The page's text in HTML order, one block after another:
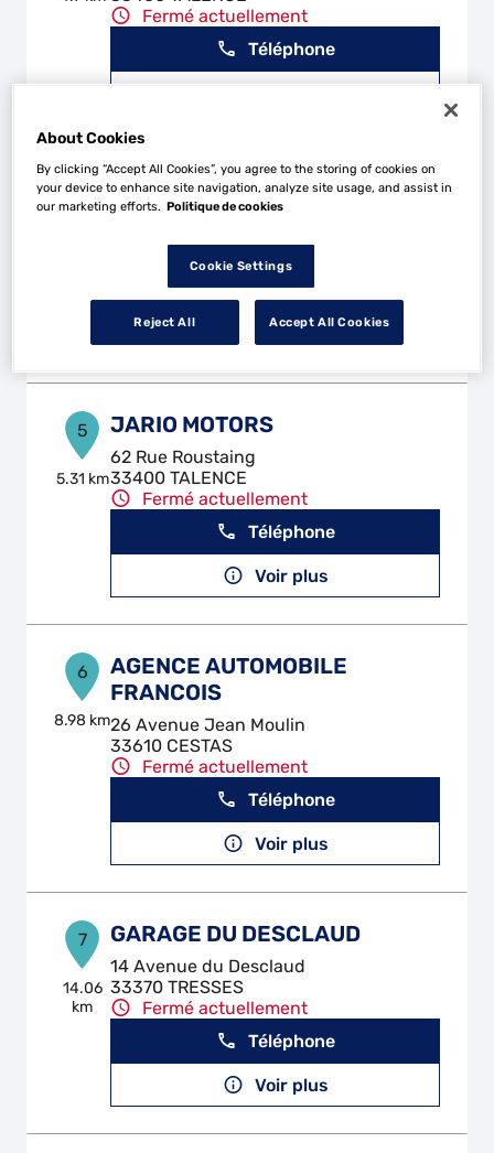
Fermé actuellement
Téléphone
4 MANDRON AUTOMOBILES
268 rue Mandron
Fermé actuellement
Téléphone
Voir plus
5
5.31 km
JARIO MOTORS
62 Rue Roustaing
33400 TALENCE
Fermé actuellement
Téléphone
Voir plus
6
8.98 km
AGENCE AUTOMOBILE
FRANCOIS
26 Avenue Jean Moulin
33610 CESTAS
Fermé actuellement
Téléphone
Voir plus
7
14.06
km
GARAGE DU DESCLAUD
14 Avenue du Desclaud
33370 TRESSES
Fermé actuellement
Téléphone
Voir plus
About Cookies
By clicking “Accept All Cookies”, you agree to the storing of cookies on
your device to enhance site navigation, analyze site usage, and assist in
our marketing efforts. Politique de cookies
Cookie Settings
Reject All Accept All Cookies